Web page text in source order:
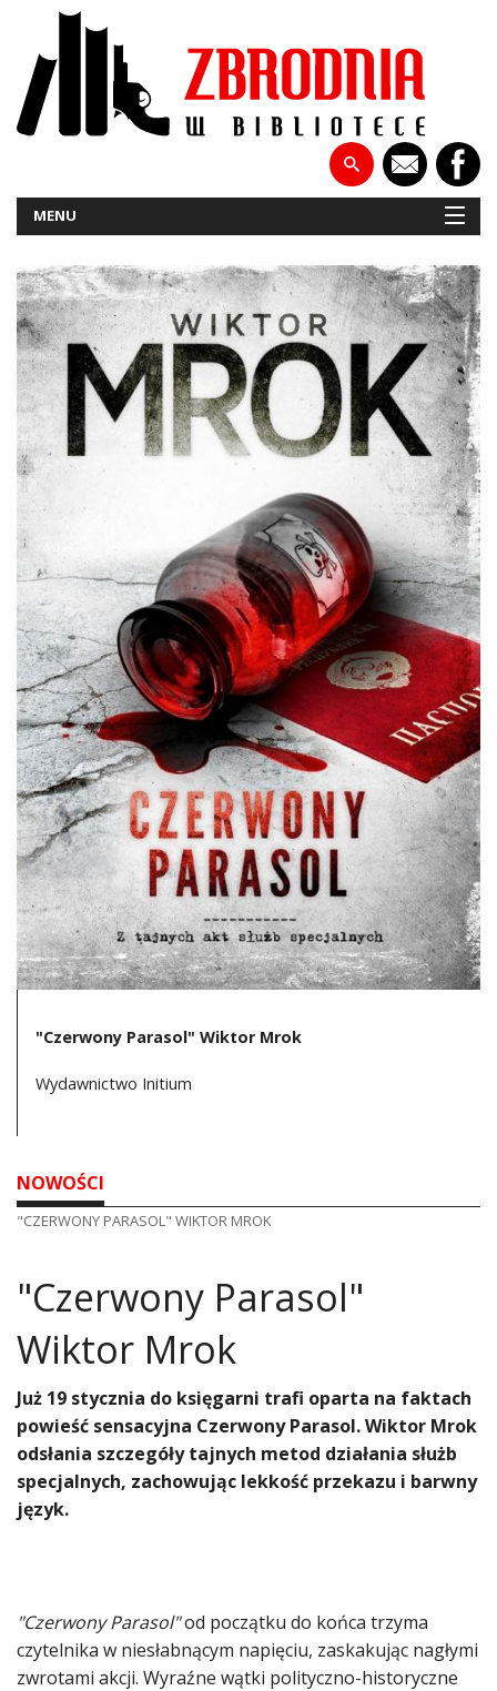
MENU
NOWOŚCI
PATRONATY
WYWIADY
RECENZJE
DO CZYTANIA
NA EKRANIE
KONTAKT
"Czerwony Parasol" Wiktor Mrok
Wydawnictwo Initium
NOWOŚCI
"CZERWONY PARASOL" WIKTOR MROK
"Czerwony Parasol"
Wiktor Mrok
Już 19 stycznia do księgarni trafi oparta na faktach
powieść sensacyjna Czerwony Parasol. Wiktor Mrok
odsłania szczegóły tajnych metod działania służb
specjalnych, zachowując lekkość przekazu i barwny
język.
"Czerwony Parasol"od początku do końca trzyma
czytelnika w niesłabnącym napięciu, zaskakując nagłymi
zwrotami akcji. Wyraźne wątki polityczno-historyczne